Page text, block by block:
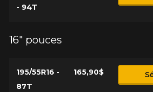
- 94T
16" pouces
195/55R16 -
87T
165,90$